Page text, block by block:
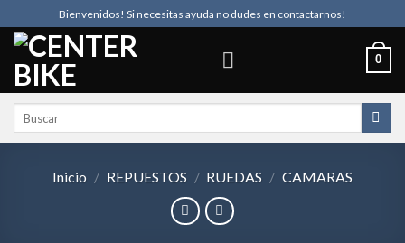
to
content
Bienvenidos! Si necesitas ayuda no dudes en contactarnos!
0
Inicio / REPUESTOS / RUEDAS / CAMARAS